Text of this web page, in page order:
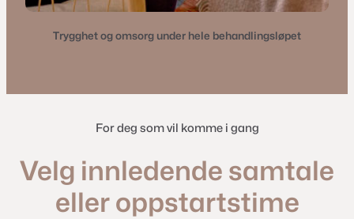
Trygghet og omsorg under hele behandlingsløpet
For deg som vil komme i gang
Velg innledende samtale
eller oppstartstime